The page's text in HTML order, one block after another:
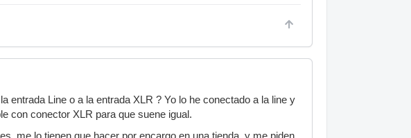
Line o a la entrada XLR ? Yo lo he conectado a la line y
con conector XLR para que suene igual.
me lo tienen que hacer por encargo en una tienda, y me piden